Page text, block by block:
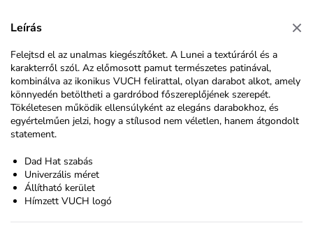
Leírás
Felejtsd el az unalmas kiegészítőket. A Lunei a textúráról és a
karakterről szól. Az előmosott pamut természetes patinával,
kombinálva az ikonikus VUCH felirattal, olyan darabot alkot, amely
könnyedén betöltheti a gardróbod főszereplőjének szerepét.
Tökéletesen működik ellensúlyként az elegáns darabokhoz, és
egyértelműen jelzi, hogy a stílusod nem véletlen, hanem átgondolt
statement.
Dad Hat szabás
Univerzális méret
Állítható kerület
Hímzett VUCH logó